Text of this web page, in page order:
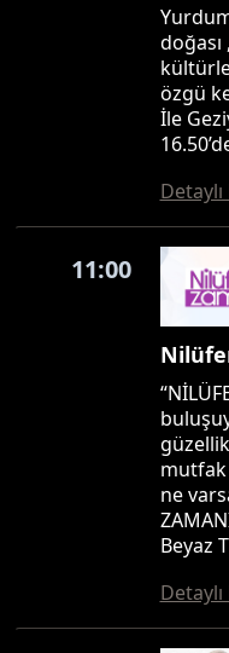
özgü
İle
11:00
mutfak
ne
Beyaz